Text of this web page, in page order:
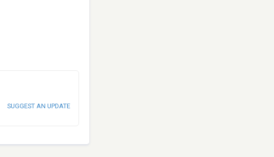
SUGGEST AN UPDATE